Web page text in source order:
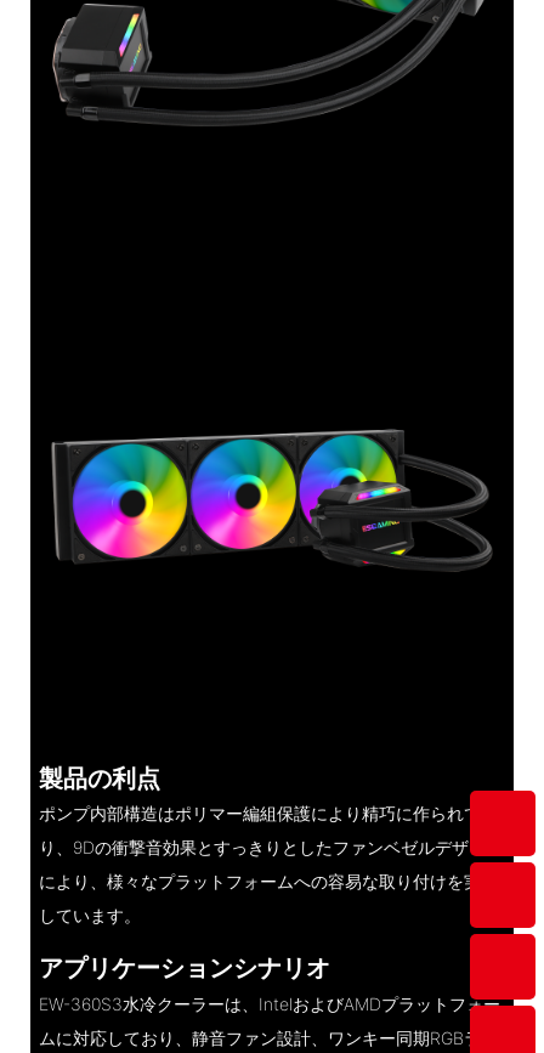
製品の利点
ポンプ内部構造はポリマー編組保護により精巧に作られてお
り、9Dの衝撃音効果とすっきりとしたファンベゼルデザイン
により、様々なプラットフォームへの容易な取り付けを実現
しています。
アプリケーションシナリオ
EW-360S3水冷クーラーは、IntelおよびAMDプラットフォー
ムに対応しており、静音ファン設計、ワンキー同期RGBライ